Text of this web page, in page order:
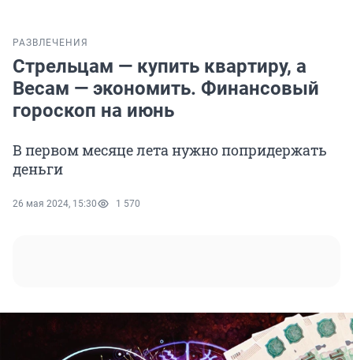
РАЗВЛЕЧЕНИЯ
Стрельцам — купить квартиру, а
Весам — экономить. Финансовый
гороскоп на июнь
В первом месяце лета нужно попридержать
деньги
26 мая 2024, 15:30 1 570